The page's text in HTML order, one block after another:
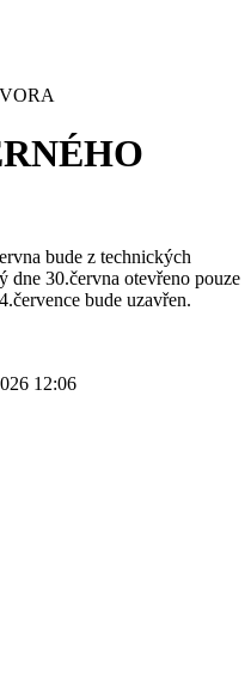
bude z technických
dne 30.června otevřeno pouze
bude uzavřen.
12:06